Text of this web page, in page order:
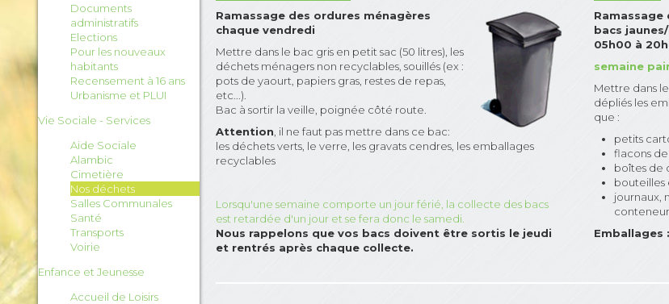
Documents
administratifs
Elections
Pour les nouveaux
habitants
Recensement à 16 ans
Urbanisme et PLUI
Vie Sociale - Services
Aide Sociale
Alambic
Cimetière
Nos déchets
Salles Communales
Santé
Transports
Voirie
Enfance et Jeunesse
Accueil de Loisirs
Ramassage des ordures ménagères
chaque vendredi
Mettre dans le bac gris en petit sac (50 litres), les
déchets ménagers non recyclables, souillés (ex :
pots de yaourt, papiers gras, restes de repas,
etc...).
Bac à sortir la veille, poignée côté route.
Attention , il ne faut pas mettre dans ce bac:
les déchets verts, le verre, les gravats cendres, les emballages
recyclables
Lorsqu'une semaine comporte un jour férié, la collecte des bacs
est retardée d'un jour et se fera donc le samedi.
Nous rappelons que vos bacs doivent être sortis le jeudi
et rentrés après chaque collecte.
Ramassage
bacs
05h00 à
semaine
Mettre dans
dépliés les
que :
petits
flacons
boîtes de
bouteilles
journaux,
Emballages :